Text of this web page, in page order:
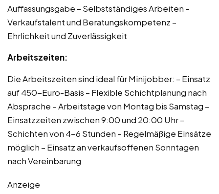
Auffassungsgabe – Selbstständiges Arbeiten –
Verkaufstalent und Beratungskompetenz –
Ehrlichkeit und Zuverlässigkeit
Arbeitszeiten:
Die Arbeitszeiten sind ideal für Minijobber: – Einsatz
auf 450-Euro-Basis – Flexible Schichtplanung nach
Absprache – Arbeitstage von Montag bis Samstag –
Einsatzzeiten zwischen 9:00 und 20:00 Uhr –
Schichten von 4-6 Stunden – Regelmäßige Einsätze
möglich – Einsatz an verkaufsoffenen Sonntagen
nach Vereinbarung
Anzeige